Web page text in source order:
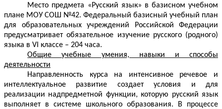
Место предмета «Русский язык» в базисном учебном
плане МОУ СОШ №42. Федеральный базисный учебный план
для образовательных учреждений Российской Федерации
предусматривает обязательное изучение русского (родного)
языка в VI классе – 204 часа.
Общие учебные умения, навыки и способы
деятельности
Направленность курса на интенсивное речевое и
интеллектуальное развитие создает условия и для
реализации надпредметной функции, которую русский язык
выполняет в системе школьного образования. В процессе